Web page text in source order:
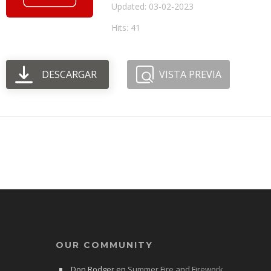
Updated: 03-02-2023
Hits: 41
DESCARGAR VISTA PREVIA
OUR COMMUNITY